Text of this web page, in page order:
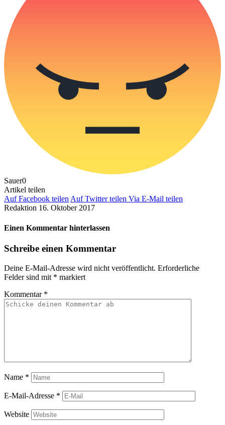
Sauer0
Artikel teilen
Auf Facebook teilen Auf Twitter teilen Via E-Mail teilen
Redaktion 16. Oktober 2017
Einen Kommentar hinterlassen
Schreibe einen Kommentar
Deine E-Mail-Adresse wird nicht veröffentlicht. Erforderliche
Felder sind mit * markiert
Kommentar *
Name *
E-Mail-Adresse *
Website